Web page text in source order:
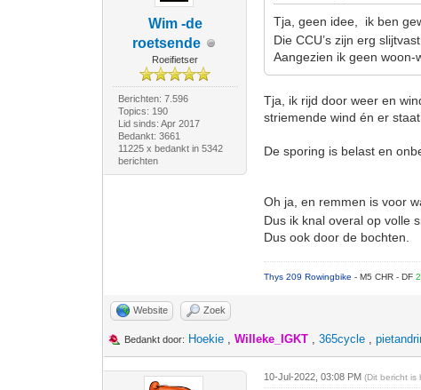
Wim -de
roetsende
Roeifietser
Berichten: 7.596
Topics: 190
Lid sinds: Apr 2017
Bedankt: 3661
11225 x bedankt in 5342
berichten
Tja, geen idee, ik ben
Die CCU’s zijn erg
Aangezien ik geen
Tja, ik rijd door weer en
striemende wind én er
De sporing is belast en
Oh ja, en remmen is voor
Dus ik knal overal op volle
Dus ook door de bochten.
Thys 209 Rowingbike- M5 CHR - DF
Website Zoek
Bedankt door: Hoekie ,Willeke_IGKT ,365cycle ,
10-Jul-2022, 03:08 PM(Dit bericht